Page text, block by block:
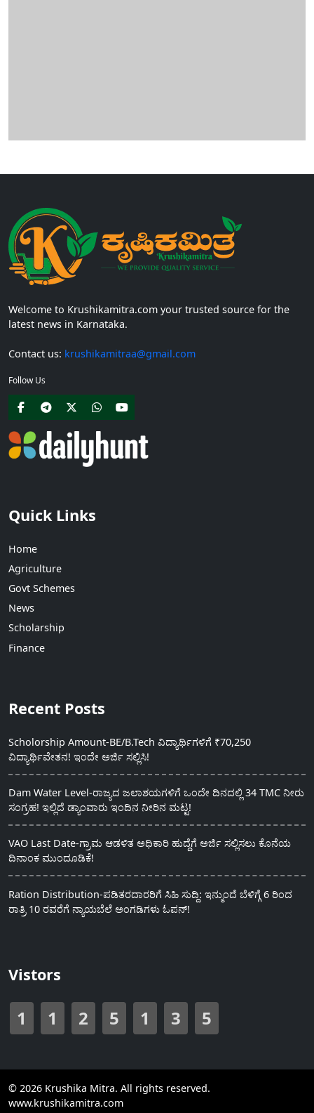
Welcome to Krushikamitra.com your trusted source for the
latest news in Karnataka.
Contact us: krushikamitraa@gmail.com
Follow Us
Quick Links
Home
Agriculture
Govt Schemes
News
Scholarship
Finance
Recent Posts
Scholorship Amount-BE/B.Tech ವಿದ್ಯಾರ್ಥಿಗಳಿಗೆ ₹70,250
ವಿದ್ಯಾರ್ಥಿವೇತನ! ಇಂದೇ ಅರ್ಜಿ ಸಲ್ಲಿಸಿ!
Dam Water Level-ರಾಜ್ಯದ ಜಲಾಶಯಗಳಿಗೆ ಒಂದೇ ದಿನದಲ್ಲಿ 34 TMC ನೀರು
ಸಂಗ್ರಹ! ಇಲ್ಲಿದೆ ಡ್ಯಾಂವಾರು ಇಂದಿನ ನೀರಿನ ಮಟ್ಟ!
VAO Last Date-ಗ್ರಾಮ ಆಡಳಿತ ಅಧಿಕಾರಿ ಹುದ್ದೆಗೆ ಅರ್ಜಿ ಸಲ್ಲಿಸಲು ಕೊನೆಯ
ದಿನಾಂಕ ಮುಂದೂಡಿಕೆ!
Ration Distribution-ಪಡಿತರದಾರರಿಗೆ ಸಿಹಿ ಸುದ್ದಿ: ಇನ್ಮುಂದೆ ಬೆಳಿಗ್ಗೆ 6 ರಿಂದ
ರಾತ್ರಿ 10 ರವರೆಗೆ ನ್ಯಾಯಬೆಲೆ ಅಂಗಡಿಗಳು ಓಪನ್!
Vistors
1 1 2 5 1 3 5
© 2026 Krushika Mitra. All rights reserved.
www.krushikamitra.com